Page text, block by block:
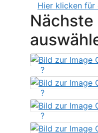
Hier klicken
?
?
?